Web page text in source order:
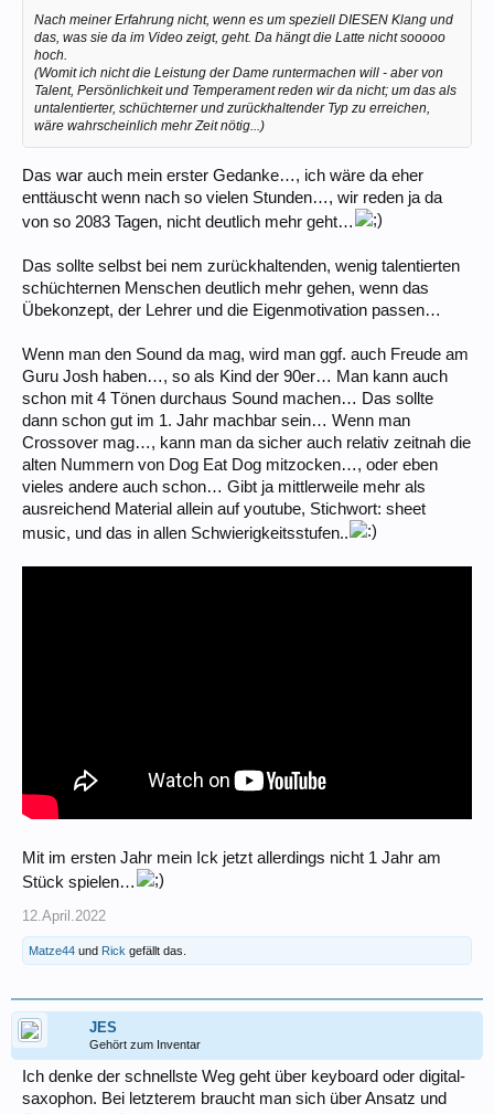
Nach meiner Erfahrung nicht, wenn es um speziell DIESEN Klang und
das, was sie da im Video zeigt, geht. Da hängt die Latte nicht sooooo
hoch.
(Womit ich nicht die Leistung der Dame runtermachen will - aber von
Talent, Persönlichkeit und Temperament reden wir da nicht; um das als
untalentierter, schüchterner und zurückhaltender Typ zu erreichen,
wäre wahrscheinlich mehr Zeit nötig...)
Das war auch mein erster Gedanke…, ich wäre da eher
enttäuscht wenn nach so vielen Stunden…, wir reden ja da
von so 2083 Tagen, nicht deutlich mehr geht…
Das sollte selbst bei nem zurückhaltenden, wenig talentierten
schüchternen Menschen deutlich mehr gehen, wenn das
Übekonzept, der Lehrer und die Eigenmotivation passen…
Wenn man den Sound da mag, wird man ggf. auch Freude am
Guru Josh haben…, so als Kind der 90er… Man kann auch
schon mit 4 Tönen durchaus Sound machen… Das sollte
dann schon gut im 1. Jahr machbar sein… Wenn man
Crossover mag…, kann man da sicher auch relativ zeitnah die
alten Nummern von Dog Eat Dog mitzocken…, oder eben
vieles andere auch schon… Gibt ja mittlerweile mehr als
ausreichend Material allein auf youtube, Stichwort: sheet
music, und das in allen Schwierigkeitsstufen..
Mit im ersten Jahr mein Ick jetzt allerdings nicht 1 Jahr am
Stück spielen…
12.April.2022
Matze44 und Rick gefällt das.
JES
Gehört zum Inventar
Ich denke der schnellste Weg geht über keyboard oder digital-
saxophon. Bei letzterem braucht man sich über Ansatz und